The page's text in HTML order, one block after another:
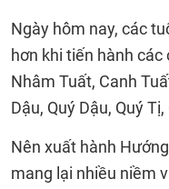
Ngày hôm nay, các
hơn khi tiến hành các
Nhâm Tuất, Canh
Dậu, Quý Dậu, Quý
Nên xuất hành
mang lại nhiều niềm